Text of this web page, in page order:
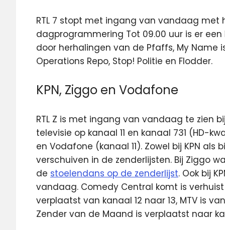
RTL 7 stopt met ingang van vandaag met
dagprogrammering Tot 09.00 uur is er
door herhalingen van de Pfaffs, My Name
Operations Repo, Stop! Politie en Flodder.
KPN, Ziggo en Vodafone
RTL Z is met ingang van vandaag te zien
televisie op kanaal 11 en kanaal 731 (HD-
en Vodafone (kanaal 11). Zowel bij KPN
verschuiven in de zenderlijsten. Bij Ziggo
de stoelendans op de zenderlijst. Ook bij
vandaag. Comedy Central komt is verhuist
verplaatst van kanaal 12 naar 13, MTV is
Zender van de Maand is verplaatst naar